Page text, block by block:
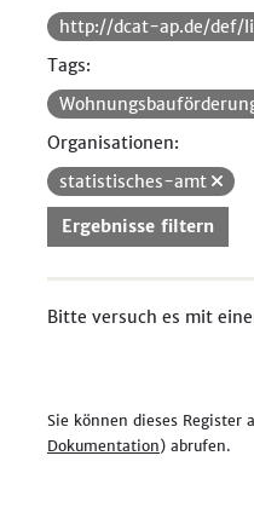
http://dcat-ap.de/def/
Tags:
Organisationen:
statistisches-amt
Ergebnisse filtern
Bitte versuch es mit
Sie können dieses Register
Dokumentation) abrufen.